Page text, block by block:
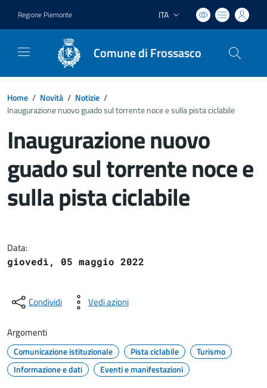
Regione Piemonte Lingua attiva:
ITA
Comune di Frossasco
Home / Novità / Notizie /
Inaugurazione nuovo guado sul torrente noce e sulla pista ciclabile
Inaugurazione nuovo
guado sul torrente noce e
sulla pista ciclabile
Data:
giovedì, 05 maggio 2022
Condividi Vedi azioni
Argomenti
Comunicazione istituzionale Pista ciclabile
Turismo
Informazione e dati
Eventi e manifestazioni